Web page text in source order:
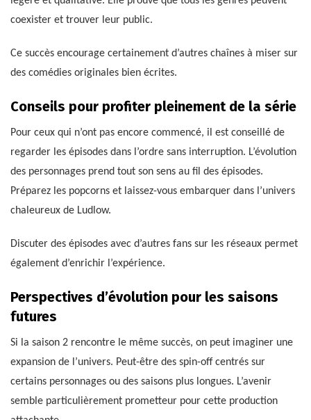
coexister et trouver leur public.
Ce succès encourage certainement d’autres chaînes à miser sur
des comédies originales bien écrites.
Conseils pour profiter pleinement de la série
Pour ceux qui n’ont pas encore commencé, il est conseillé de
regarder les épisodes dans l’ordre sans interruption. L’évolution
des personnages prend tout son sens au fil des épisodes.
Préparez les popcorns et laissez-vous embarquer dans l’univers
chaleureux de Ludlow.
Discuter des épisodes avec d’autres fans sur les réseaux permet
également d’enrichir l’expérience.
Perspectives d’évolution pour les saisons
futures
Si la saison 2 rencontre le même succès, on peut imaginer une
expansion de l’univers. Peut-être des spin-off centrés sur
certains personnages ou des saisons plus longues. L’avenir
semble particulièrement prometteur pour cette production